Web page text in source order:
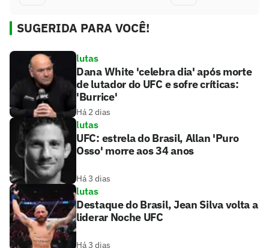
SUGERIDA PARA VOCÊ!
lutas
Dana White 'celebra dia' após morte
de lutador do UFC e sofre críticas:
'Burrice'
Há 2 dias
lutas
UFC: estrela do Brasil, Allan 'Puro
Osso' morre aos 34 anos
Há 3 dias
lutas
Destaque do Brasil, Jean Silva volta a
liderar Noche UFC
Há 3 dias